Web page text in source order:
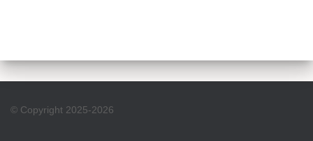
© Copyright 2025-2026